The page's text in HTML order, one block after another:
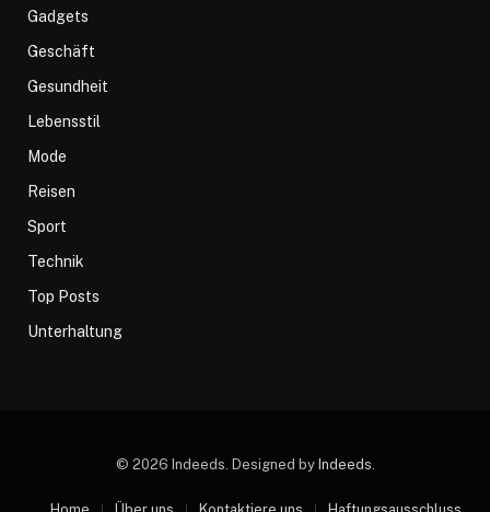
Gadgets
Geschäft
Gesundheit
Lebensstil
Mode
Reisen
Sport
Technik
Top Posts
Unterhaltung
© 2026 Indeeds. Designed by Indeeds